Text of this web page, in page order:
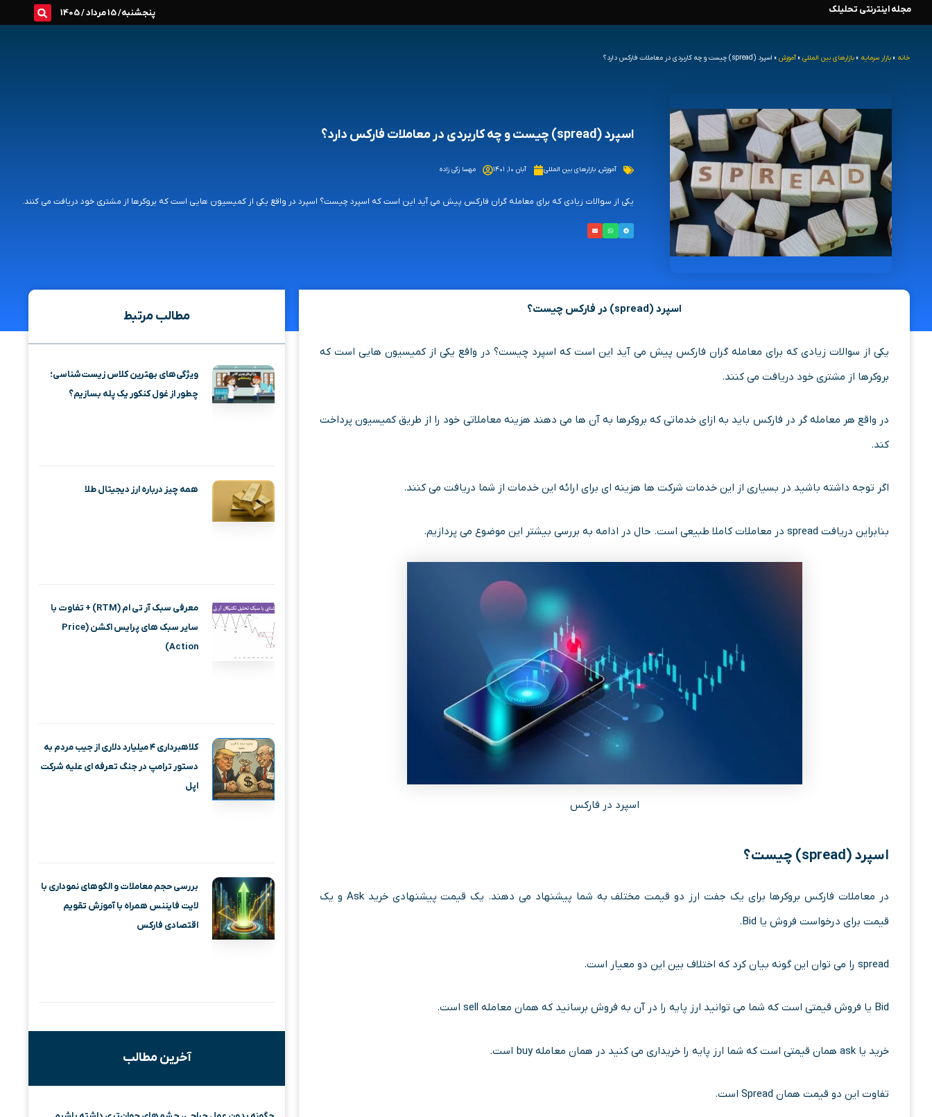
محتوا
مجله اینترنتی تحلیلک پنجشنبه/ 15 مرداد / 1405
خانه » بازار سرمایه » بازارهای بین المللی » آموزش » اسپرد (spread) چیست و چه کاربردی در معاملات فارکس دارد؟
اسپرد (spread) چیست و چه کاربردی در معاملات فارکس دارد؟
آموزش, بازارهای بین المللی آبان ۱۰, ۱۴۰۱ مهسا زکی زاده
یکی از سوالات زیادی که برای معامله گران فارکس پیش می آید این است که اسپرد چیست؟ اسپرد در واقع یکی از کمیسیون هایی است که بروکرها از مشتری خود دریافت می کنند.
اسپرد (spread) در فارکس چیست؟
یکی از سوالات زیادی که برای معامله گران فارکس پیش می آید این است که اسپرد چیست؟ در واقع یکی از کمیسیون هایی است که
بروکرها از مشتری خود دریافت می کنند.
در واقع هر معامله گر در فارکس باید به ازای خدماتی که بروکرها به آن ها می دهند هزینه معاملاتی خود را از طریق کمیسیون پرداخت
کند.
اگر توجه داشته باشید در بسیاری از این خدمات شرکت ها هزینه ای برای ارائه این خدمات از شما دریافت می کنند.
بنابراین دریافت spread در معاملات کاملا طبیعی است. حال در ادامه به بررسی بیشتر این موضوع می پردازیم.
اسپرد در فارکس
اسپرد (spread) چیست؟
در معاملات فارکس بروکرها برای یک جفت ارز دو قیمت مختلف به شما پیشنهاد می دهند. یک قیمت پیشنهادی خرید Ask و یک
قیمت برای درخواست فروش یا Bid.
spread را می توان این گونه بیان کرد که اختلاف بین این دو معیار است.
Bid یا فروش قیمتی است که شما می توانید ارز پایه را در آن به فروش برسانید که همان معامله sell است.
خرید یا ask همان قیمتی است که شما ارز پایه را خریداری می کنید در همان معامله buy است.
تفاوت این دو قیمت همان Spread است.
مطالب مرتبط
ویژگی‌های بهترین کلاس زیست‌شناسی؛
چطور از غول کنکور یک پله بسازیم؟
همه چیز درباره ارز دیجیتال طلا
معرفی سبک آر تی ام (RTM) + تفاوت با
سایر سبک های پرایس اکشن (Price
Action)
کلاهبرداری ۴ میلیارد دلاری از جیب مردم به
دستور ترامپ در جنگ تعرفه ای علیه شرکت
اپل
بررسی حجم معاملات و الگوهای نموداری با
لایت فایننس همراه با آموزش تقویم
اقتصادی فارکس
آخرین مطالب